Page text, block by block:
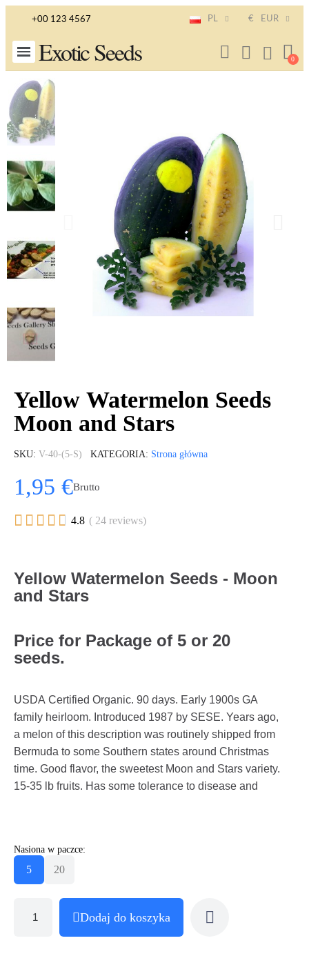
+00 123 4567 PL € EUR
Exotic Seeds
Yellow Watermelon Seeds
Moon and Stars
SKU V-40-(5-S) KATEGORIA Strona główna
1,95 €Brutto
     4.8 ( 24 reviews)
Yellow Watermelon Seeds - Moon
and Stars
Price for Package of 5 or 20
seeds.
USDA Certified Organic. 90 days. Early 1900s GA
family heirloom. Introduced 1987 by SESE. Years ago,
a melon of this description was routinely shipped from
Bermuda to some Southern states around Christmas
time. Good flavor, the sweetest Moon and Stars variety.
15-35 lb fruits. Has some tolerance to disease and
Nasiona w paczce:
5 20
Dodaj do koszyka